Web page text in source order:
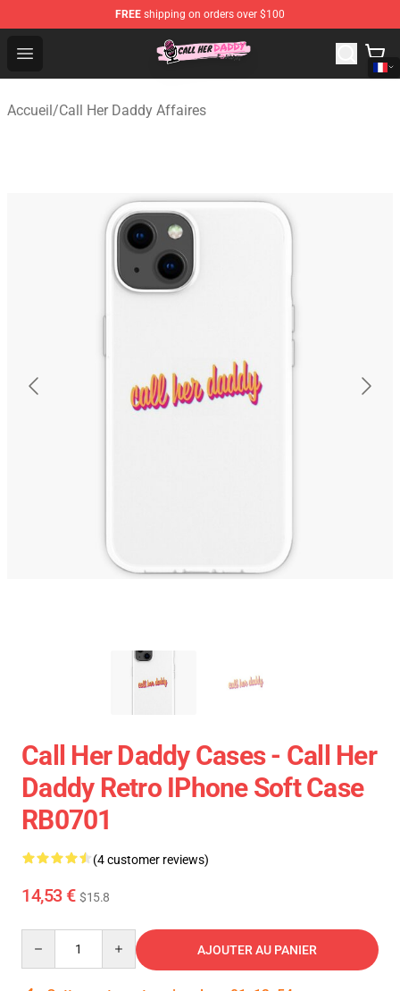
FREE shipping on orders over $100
Open menu
Call Her Daddy Store - Official Call Her Daddy
Accueil/Call Her Daddy Affaires
Call Her Daddy Cases - Call Her
Daddy Retro IPhone Soft Case
RB0701
(4 customer reviews)
14,53 € $15.8
AJOUTER AU PANIER